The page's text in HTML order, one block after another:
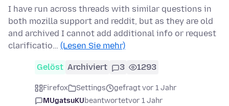
I have run across threads with similar questions in
both mozilla support and reddit, but as they are old
and archived I cannot add additional info or request
clarificatio… (Lesen Sie mehr)
Gelöst Archiviert 3 1293
Firefox Settings
gefragt vor 1 Jahr
MUgatsuKUbeantwortetvor 1 Jahr